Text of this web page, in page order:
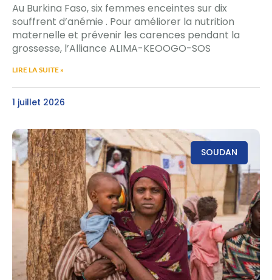
Au Burkina Faso, six femmes enceintes sur dix
souffrent d’anémie . Pour améliorer la nutrition
maternelle et prévenir les carences pendant la
grossesse, l’Alliance ALIMA-KEOOGO-SOS
LIRE LA SUITE »
1 juillet 2026
SOUDAN